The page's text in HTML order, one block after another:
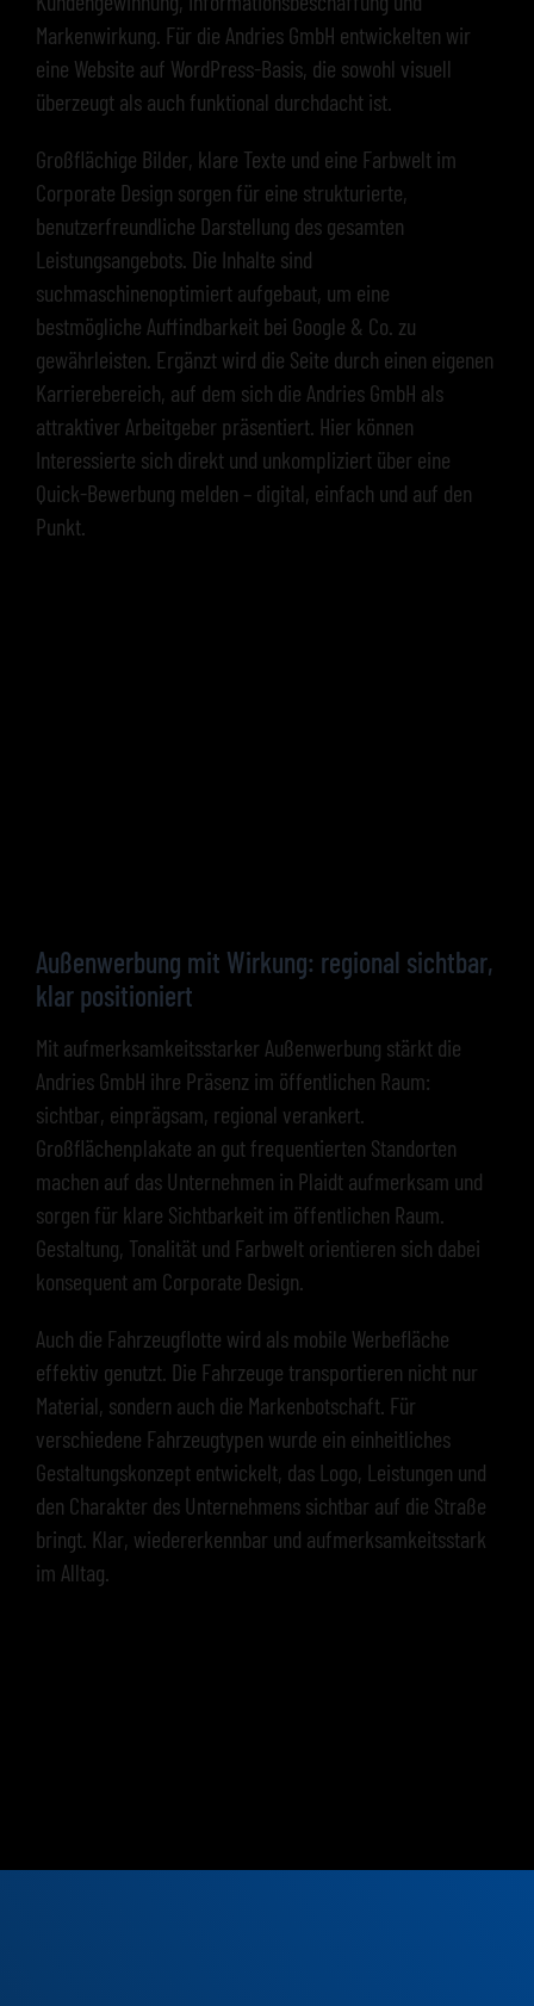
Markenwirkung. Für die Andries GmbH entwickelten wir
eine Website auf WordPress-Basis, die sowohl visuell
überzeugt als auch funktional durchdacht ist.
Großflächige Bilder, klare Texte und eine Farbwelt im
Corporate Design sorgen für eine strukturierte,
benutzerfreundliche Darstellung des gesamten
Leistungsangebots. Die Inhalte sind
suchmaschinenoptimiert aufgebaut, um eine
bestmögliche Auffindbarkeit bei Google & Co. zu
gewährleisten. Ergänzt wird die Seite durch einen eigenen
Karrierebereich, auf dem sich die Andries GmbH als
attraktiver Arbeitgeber präsentiert. Hier können
Interessierte sich direkt und unkompliziert über eine
Quick-Bewerbung melden – digital, einfach und auf den
Punkt.
Außenwerbung mit Wirkung: regional sichtbar,
klar positioniert
Mit aufmerksamkeitsstarker Außenwerbung stärkt die
Andries GmbH ihre Präsenz im öffentlichen Raum:
sichtbar, einprägsam, regional verankert.
Großflächenplakate an gut frequentierten Standorten
machen auf das Unternehmen in Plaidt aufmerksam und
sorgen für klare Sichtbarkeit im öffentlichen Raum.
Gestaltung, Tonalität und Farbwelt orientieren sich dabei
konsequent am Corporate Design.
Auch die Fahrzeugflotte wird als mobile Werbefläche
effektiv genutzt. Die Fahrzeuge transportieren nicht nur
Material, sondern auch die Markenbotschaft. Für
verschiedene Fahrzeugtypen wurde ein einheitliches
Gestaltungskonzept entwickelt, das Logo, Leistungen und
den Charakter des Unternehmens sichtbar auf die Straße
bringt. Klar, wiedererkennbar und aufmerksamkeitsstark
im Alltag.